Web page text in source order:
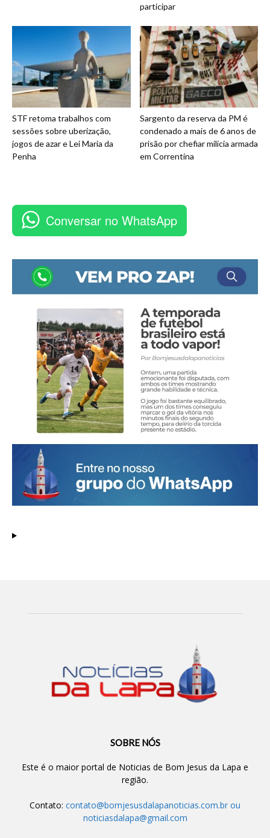
participar
STF retoma trabalhos com
sessões sobre uberização,
jogos de azar e Lei Maria da
Penha
Sargento da reserva da PM é
condenado a mais de 6 anos de
prisão por chefiar milícia armada
em Correntina
Conversar no WhatsApp
SOBRE NÓS
Este é o maior portal de Noticias de Bom Jesus da Lapa e
região.
Contato: contato@bomjesusdalapanoticias.com.br ou
noticiasdalapa@gmail.com